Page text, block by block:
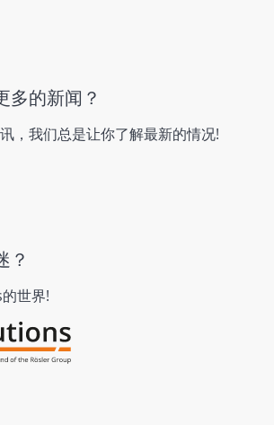
多的新闻？
，我们总是让你了解最新的情况!
？
世界!